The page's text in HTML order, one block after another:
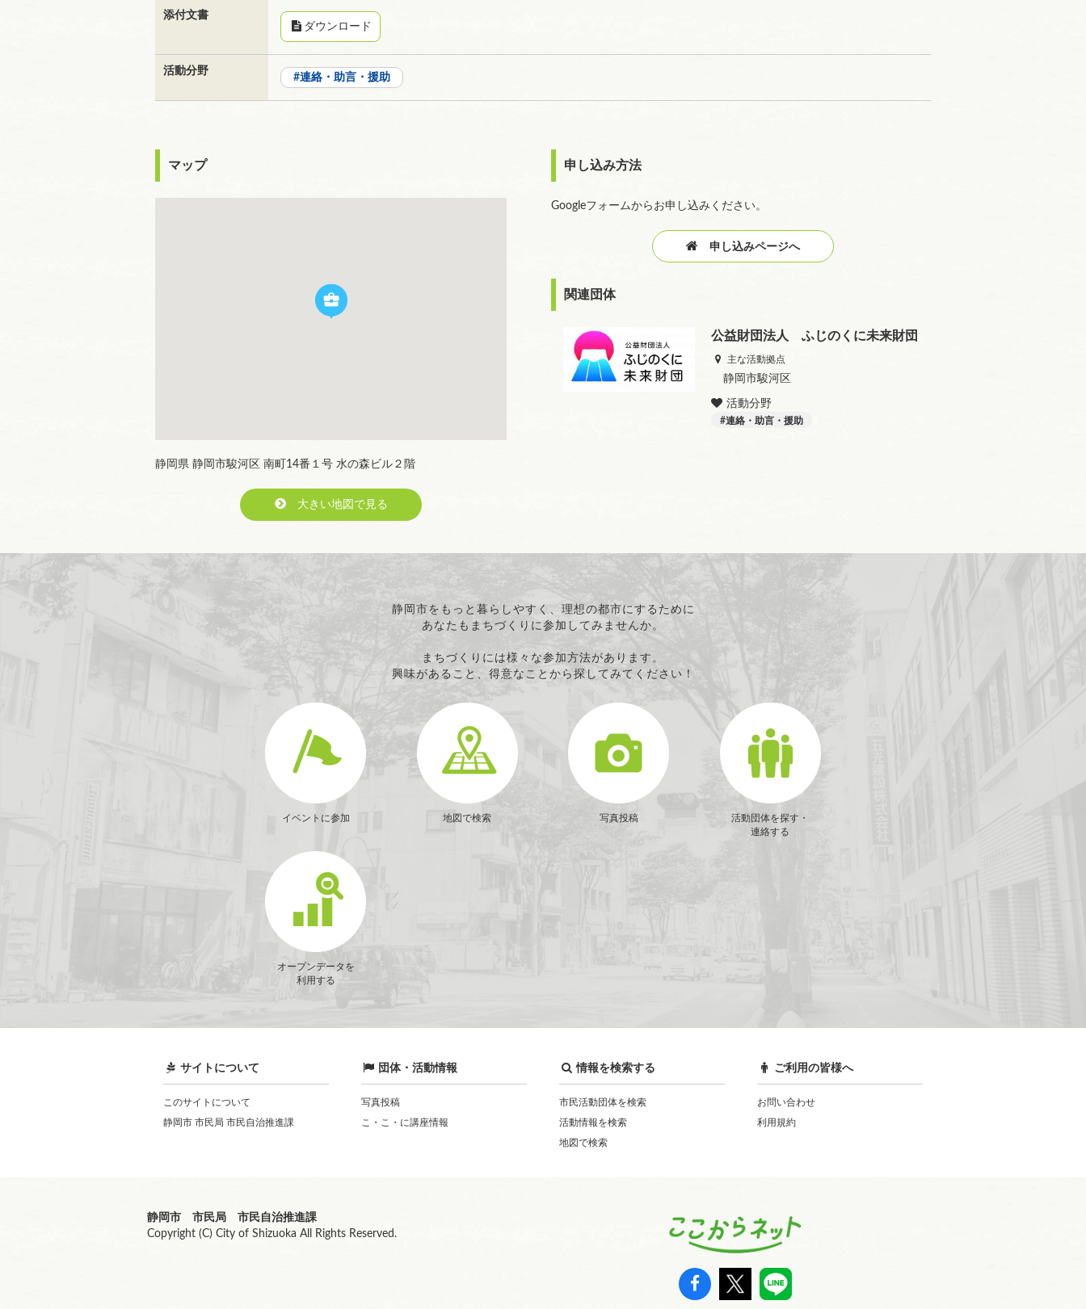
添付文書
ダウンロード
活動分野
連絡・助言・援助
マップ
静岡県 静岡市駿河区 南町14番１号 水の森ビル２階
大きい地図で見る
申し込み方法
Googleフォームからお申し込みください。
申し込みページへ
関連団体
公益財団法人 ふじのくに未来財団
主な活動拠点
静岡市駿河区
活動分野
連絡・助言・援助
静岡市をもっと暮らしやすく、理想の都市にするために
あなたもまちづくりに参加してみませんか。
まちづくりには様々な参加方法があります。
興味があること、得意なことから探してみてください！
イベントに参加 地図で検索 写真投稿
活動団体を探す・
連絡する
オープンデータを
利用する
サイトについて
このサイトについて
静岡市 市民局 市民自治推進課
団体・活動情報
写真投稿
こ・こ・に講座情報
情報を検索する
市民活動団体を検索
活動情報を検索
地図で検索
ご利用の皆様へ
お問い合わせ
利用規約
静岡市 市民局 市民自治推進課
Copyright (C) City of Shizuoka All Rights Reserved.